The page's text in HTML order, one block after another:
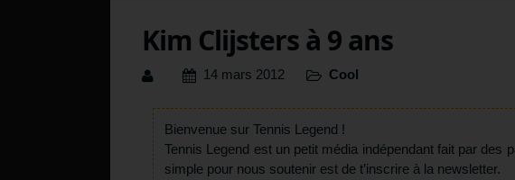
Kim Clijsters à 9 ans
14 mars 2012 Cool
Bienvenue sur Tennis Legend !
Tennis Legend est un petit média indépendant fait par des
simple pour nous soutenir est de t’inscrire à la newsletter.